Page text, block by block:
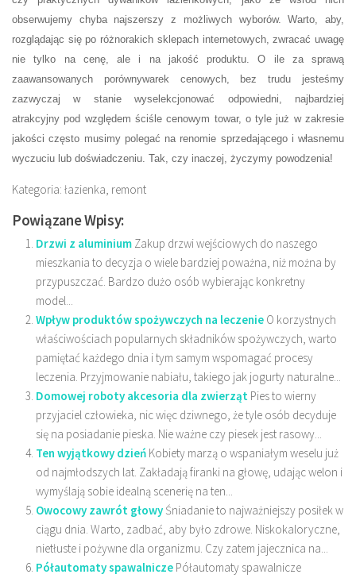
obserwujemy chyba najszerszy z możliwych wyborów. Warto, aby,
rozglądając się po różnorakich sklepach internetowych, zwracać uwagę
nie tylko na cenę, ale i na jakość produktu. O ile za sprawą
zaawansowanych porównywarek cenowych, bez trudu jesteśmy
zazwyczaj w stanie wyselekcjonować odpowiedni, najbardziej
atrakcyjny pod względem ściśle cenowym towar, o tyle już w zakresie
jakości często musimy polegać na renomie sprzedającego i własnemu
wyczuciu lub doświadczeniu. Tak, czy inaczej, życzymy powodzenia!
Kategoria: łazienka, remont
Powiązane Wpisy:
Drzwi z aluminium Zakup drzwi wejściowych do naszego
mieszkania to decyzja o wiele bardziej poważna, niż można by
przypuszczać. Bardzo dużo osób wybierając konkretny
model...
Wpływ produktów spożywczych na leczenie O korzystnych
właściwościach popularnych składników spożywczych, warto
pamiętać każdego dnia i tym samym wspomagać procesy
leczenia. Przyjmowanie nabiału, takiego jak jogurty naturalne...
Domowej roboty akcesoria dla zwierząt Pies to wierny
przyjaciel człowieka, nic więc dziwnego, że tyle osób decyduje
się na posiadanie pieska. Nie ważne czy piesek jest rasowy...
Ten wyjątkowy dzień Kobiety marzą o wspaniałym weselu już
od najmłodszych lat. Zakładają firanki na głowę, udając welon i
wymyślają sobie idealną scenerię na ten...
Owocowy zawrót głowy Śniadanie to najważniejszy posiłek w
ciągu dnia. Warto, zadbać, aby było zdrowe. Niskokaloryczne,
nietłuste i pożywne dla organizmu. Czy zatem jajecznica na...
Półautomaty spawalnicze Półautomaty spawalnicze